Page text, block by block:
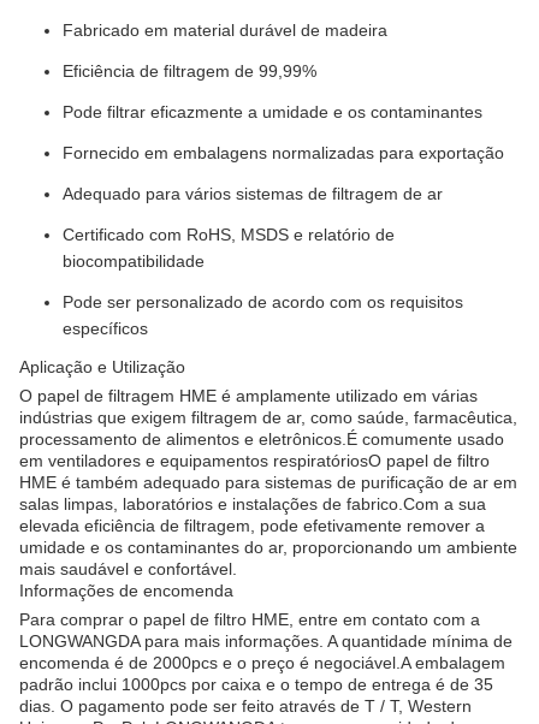
Fabricado em material durável de madeira
Eficiência de filtragem de 99,99%
Pode filtrar eficazmente a umidade e os contaminantes
Fornecido em embalagens normalizadas para exportação
Adequado para vários sistemas de filtragem de ar
Certificado com RoHS, MSDS e relatório de
biocompatibilidade
Pode ser personalizado de acordo com os requisitos
específicos
Aplicação e Utilização
O papel de filtragem HME é amplamente utilizado em várias
indústrias que exigem filtragem de ar, como saúde, farmacêutica,
processamento de alimentos e eletrônicos.É comumente usado
em ventiladores e equipamentos respiratóriosO papel de filtro
HME é também adequado para sistemas de purificação de ar em
salas limpas, laboratórios e instalações de fabrico.Com a sua
elevada eficiência de filtragem, pode efetivamente remover a
umidade e os contaminantes do ar, proporcionando um ambiente
mais saudável e confortável.
Informações de encomenda
Para comprar o papel de filtro HME, entre em contato com a
LONGWANGDA para mais informações. A quantidade mínima de
encomenda é de 2000pcs e o preço é negociável.A embalagem
padrão inclui 1000pcs por caixa e o tempo de entrega é de 35
dias. O pagamento pode ser feito através de T / T, Western